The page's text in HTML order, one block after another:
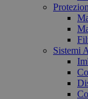
Sistemi